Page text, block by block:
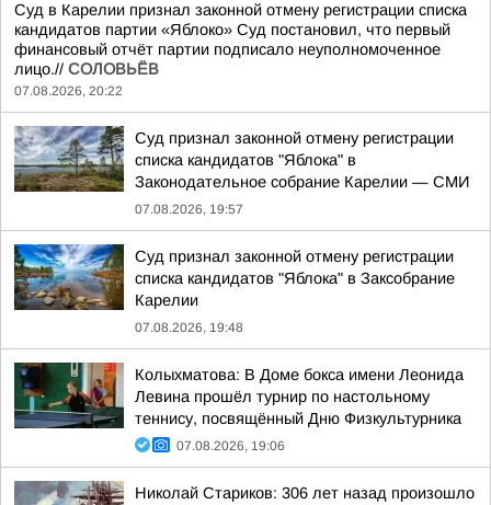
Суд в Карелии признал законной отмену регистрации списка
кандидатов партии «Яблоко» Суд постановил, что первый
финансовый отчёт партии подписало неуполномоченное
лицо.// СОЛОВЬЁВ
07.08.2026, 20:22
Суд признал законной отмену регистрации
списка кандидатов "Яблока" в
Законодательное собрание Карелии — СМИ
07.08.2026, 19:57
Суд признал законной отмену регистрации
списка кандидатов "Яблока" в Заксобрание
Карелии
07.08.2026, 19:48
Колыхматова: В Доме бокса имени Леонида
Левина прошёл турнир по настольному
теннису, посвящённый Дню Физкультурника
07.08.2026, 19:06
Николай Стариков: 306 лет назад произошло